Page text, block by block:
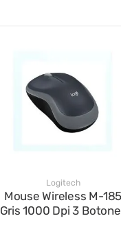
Logitech
Mouse Wireless M-185
Gris 1000 Dpi 3